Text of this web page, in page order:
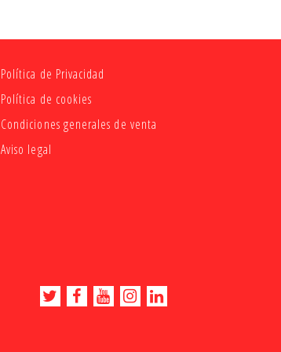
Política de Privacidad
Política de cookies
Condiciones generales de venta
Aviso legal